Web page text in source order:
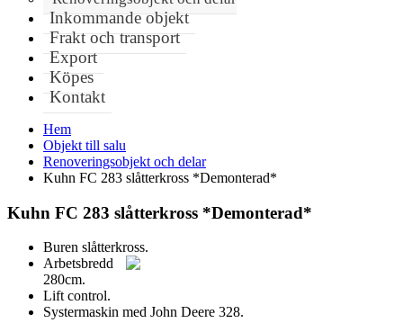
Inkommande objekt
Frakt och transport
Export
Köpes
Kontakt
Hem
Objekt till salu
Renoveringsobjekt och delar
Kuhn FC 283 slåtterkross *Demonterad*
Kuhn FC 283 slåtterkross *Demonterad*
Buren slåtterkross.
Arbetsbredd
280cm.
Lift control.
Systermaskin med John Deere 328.